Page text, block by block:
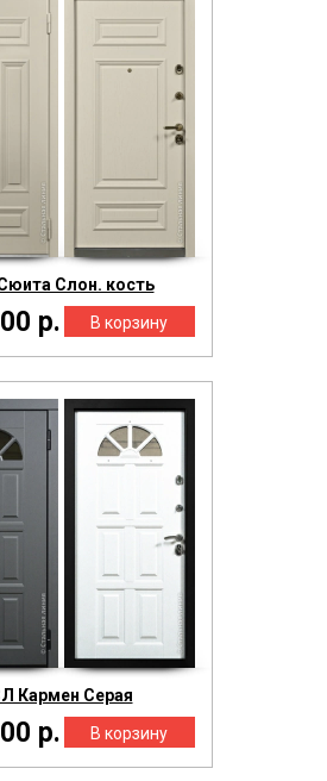
Слон. кость
р.
Кармен Серая
р.